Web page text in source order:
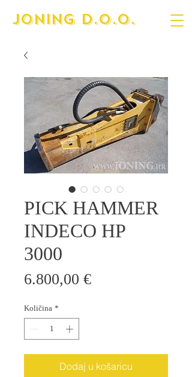
JONING D.O.O.
PICK HAMMER
INDECO HP
3000
6.800,00 €Cijena
Količina *
Dodaj u košaricu